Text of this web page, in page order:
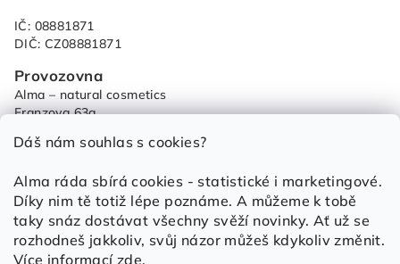
Dáš nám souhlas s cookies?
Alma ráda sbírá cookies - statistické i marketingové.
Díky nim tě totiž lépe poznáme. A můžeme k tobě
taky snáz dostávat všechny svěží novinky. Ať už se
rozhodneš jakkoliv, svůj názor můžeš kdykoliv změnit.
Více informacízde.
IČ: 08881871
DIČ: CZ08881871
Provozovna
Alma – natural cosmetics
Franzova 63a
+420 733 684 459
objednavky@alma.cz
Obchod
Obchodní podmínky